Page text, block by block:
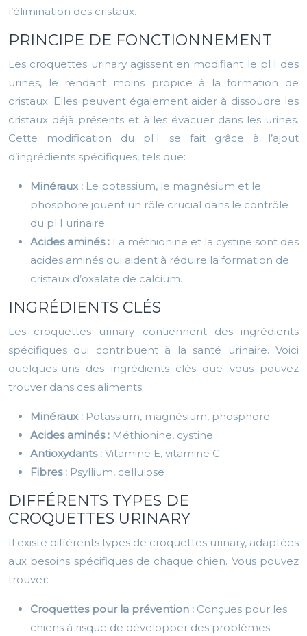
l’élimination des cristaux.
PRINCIPE DE FONCTIONNEMENT
Les croquettes urinary agissent en modifiant le pH des
urines, le rendant moins propice à la formation de
cristaux. Elles peuvent également aider à dissoudre les
cristaux déjà présents et à les évacuer dans les urines.
Cette modification du pH se fait grâce à l’ajout
d’ingrédients spécifiques, tels que:
Minéraux : Le potassium, le magnésium et le
phosphore jouent un rôle crucial dans le contrôle
du pH urinaire.
Acides aminés : La méthionine et la cystine sont des
acides aminés qui aident à réduire la formation de
cristaux d’oxalate de calcium.
INGRÉDIENTS CLÉS
Les croquettes urinary contiennent des ingrédients
spécifiques qui contribuent à la santé urinaire. Voici
quelques-uns des ingrédients clés que vous pouvez
trouver dans ces aliments:
Minéraux : Potassium, magnésium, phosphore
Acides aminés : Méthionine, cystine
Antioxydants : Vitamine E, vitamine C
Fibres : Psyllium, cellulose
DIFFÉRENTS TYPES DE
CROQUETTES URINARY
Il existe différents types de croquettes urinary, adaptées
aux besoins spécifiques de chaque chien. Vous pouvez
trouver:
Croquettes pour la prévention : Conçues pour les
chiens à risque de développer des problèmes